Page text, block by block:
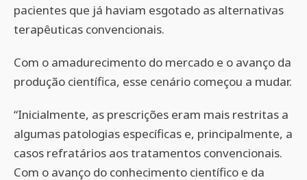
pacientes que já haviam esgotado as alternativas
terapêuticas convencionais.
Com o amadurecimento do mercado e o avanço da
produção científica, esse cenário começou a mudar.
“Inicialmente, as prescrições eram mais restritas a
algumas patologias específicas e, principalmente, a
casos refratários aos tratamentos convencionais.
Com o avanço do conhecimento científico e da